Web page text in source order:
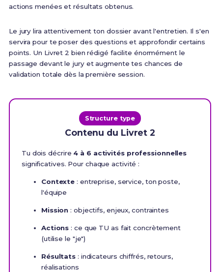
actions menées et résultats obtenus.
Le jury lira attentivement ton dossier avant l'entretien. Il s'en
servira pour te poser des questions et approfondir certains
points. Un Livret 2 bien rédigé facilite énormément le
passage devant le jury et augmente tes chances de
validation totale dès la première session.
Structure type
Contenu du Livret 2
Tu dois décrire 4 à 6 activités professionnelles
significatives. Pour chaque activité :
Contexte : entreprise, service, ton poste,
l'équipe
Mission : objectifs, enjeux, contraintes
Actions : ce que TU as fait concrètement
(utilise le "je")
Résultats : indicateurs chiffrés, retours,
réalisations